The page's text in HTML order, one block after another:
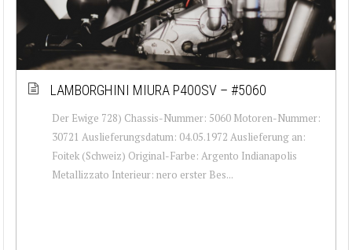
LAMBORGHINI MIURA P400SV – #5060
Der Ewige 728) Chassis-Nummer: 5060 Motoren-Nummer:
30721 Auslieferungsdatum: 04.05.1972 Auslieferung an:
Foitek (Schweiz) Original-Farbe: Argento Indianapolis
Metallizzato Interieur: nero erster Bes...